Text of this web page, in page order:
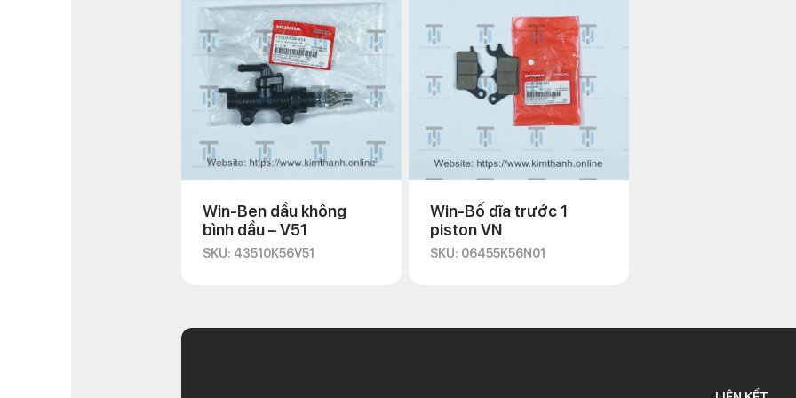
Win-Ben dầu không
bình dầu – V51
SKU: 43510K56V51
Win-Bố dĩa trước 1
piston VN
SKU: 06455K56N01